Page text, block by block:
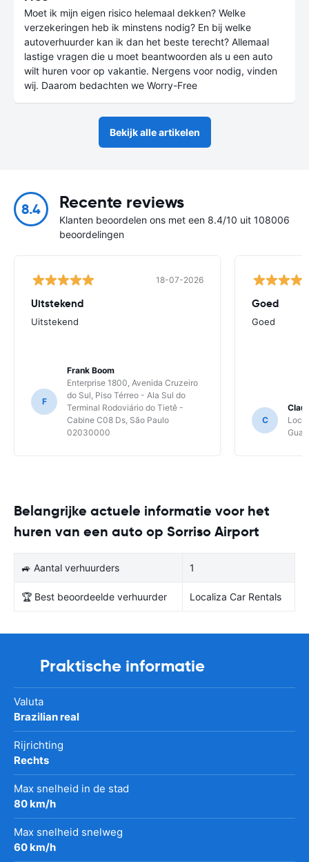
Moet ik mijn eigen risico helemaal dekken? Welke
verzekeringen heb ik minstens nodig? En bij welke
autoverhuurder kan ik dan het beste terecht? Allemaal
lastige vragen die u moet beantwoorden als u een auto
wilt huren voor op vakantie. Nergens voor nodig, vinden
wij. Daarom bedachten we Worry-Free
Bekijk alle artikelen
8.4 Recente reviews
Klanten beoordelen ons met een 8.4/10 uit 108006
beoordelingen
18-07-2026
Uitstekend
Uitstekend
F
Frank Boom
Enterprise 1800, Avenida Cruzeiro
do Sul, Piso Térreo - Ala Sul do
Terminal Rodoviário do Tietê -
Cabine C08 Ds, São Paulo
02030000
Goed
Goed
C
Belangrijke actuele informatie voor het
huren van een auto op Sorriso Airport
🚙 Aantal verhuurders 1
🏆 Best beoordeelde verhuurder Localiza Car Rentals
Praktische informatie
Valuta
Brazilian real
Rijrichting
Rechts
Max snelheid in de stad
80 km/h
Max snelheid snelweg
60 km/h